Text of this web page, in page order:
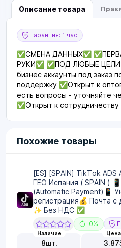
Описание товара
Гарантия: 1 час
✅СМЕНА ДАННЫХ✅
РУКИ✅ ✅ПОД ЛЮБЫЕ
бизнес аккаунты под заказ
поддержку ✅Открыт к
есть вопросы - уточняйте
✅Открыт к сотрудничеству
Похожие товары
[ES] [SPAIN] TikTok
ГЕО Испания ( SPAIN )
(Automatic Payment)📱
регистрация💰 Почта
✨ Без НДС ✅
0%
Наличие
8шт.
Цена
3.87